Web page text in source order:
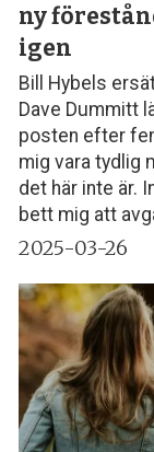
ny
igen
Bill Hybels
Dave Dummitt
posten efter
mig vara tydlig
det här inte är.
bett mig att
2025-03-26